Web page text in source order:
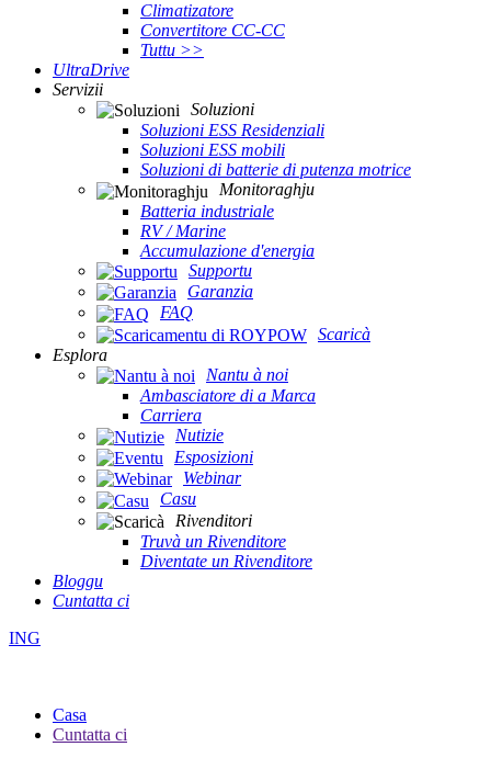
Climatizatore
Convertitore CC-CC
Tuttu >>
UltraDrive
Servizii
Soluzioni
Soluzioni ESS Residenziali
Soluzioni ESS mobili
Soluzioni di batterie di putenza motrice
Monitoraghju
Batteria industriale
RV / Marine
Accumulazione d'energia
Supportu
Garanzia
FAQ
Scaricà
Esplora
Nantu à noi
Ambasciatore di a Marca
Carriera
Nutizie
Esposizioni
Webinar
Casu
Rivenditori
Truvà un Rivenditore
Diventate un Rivenditore
Bloggu
Cuntatta ci
ING
Casa
Cuntatta ci